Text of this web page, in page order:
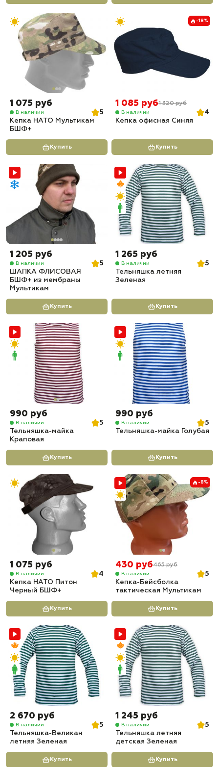
1 075 руб
В наличии
5
Кепка НАТО Мультикам
БШФ+
Купить
-18%
1 085 руб1 320 руб
В наличии
4
Кепка офисная Синяя
Купить
1 205 руб
В наличии
5
ШАПКА ФЛИСОВАЯ
БШФ+ из мембраны
Мультикам
Купить
1 265 руб
В наличии
5
Тельняшка летняя
Зеленая
Купить
990 руб
В наличии
5
Тельняшка-майка
Краповая
Купить
990 руб
В наличии
5
Тельняшка-майка Голубая
Купить
1 075 руб
В наличии
4
Кепка НАТО Питон
Черный БШФ+
Купить
-8%
430 руб465 руб
В наличии
5
Кепка-Бейсболка
тактическая Мультикам
Купить
2 670 руб
В наличии
5
Тельняшка-Великан
летняя Зеленая
Купить
1 245 руб
В наличии
5
Тельняшка летняя
детская Зеленая
Купить